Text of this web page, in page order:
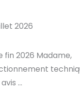
2026
fin 2026 Madame,
...